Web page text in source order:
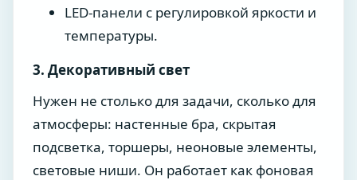
LED-панели с регулировкой яркости и
температуры.
3. Декоративный свет
Нужен не столько для задачи, сколько для
атмосферы: настенные бра, скрытая
подсветка, торшеры, неоновые элементы,
световые ниши. Он работает как фоновая